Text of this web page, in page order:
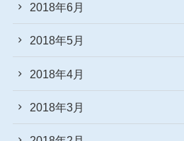
2018年6月
2018年5月
2018年4月
2018年3月